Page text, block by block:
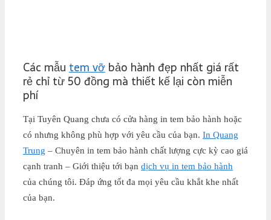
Các mẫu tem vỡ bảo hành đẹp nhất giá rất
rẻ chỉ từ 50 đồng mà thiết kế lại còn miễn
phí
Tại Tuyên Quang chưa có cửa hàng in tem bảo hành hoặc
có nhưng không phù hợp với yêu cầu của bạn. In Quang
Trung – Chuyên in tem bảo hành chất lượng cực kỳ cao giá
cạnh tranh – Giới thiệu tới bạn dịch vụ in tem bảo hành
của chúng tôi. Đáp ứng tốt đa mọi yêu cầu khắt khe nhất
của bạn.